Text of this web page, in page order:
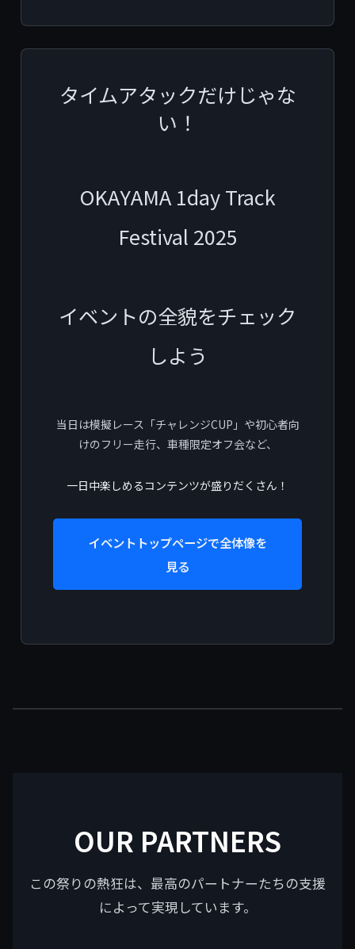
タイムアタックだけじゃな
い！
OKAYAMA 1day Track
Festival 2025
イベントの全貌をチェック
しよう
当日は模擬レース「チャレンジCUP」や初心者向
けのフリー走行、車種限定オフ会など、
一日中楽しめるコンテンツが盛りだくさん！
イベントトップページで全体像を
見る
OUR PARTNERS
この祭りの熱狂は、最高のパートナーたちの支援
によって実現しています。